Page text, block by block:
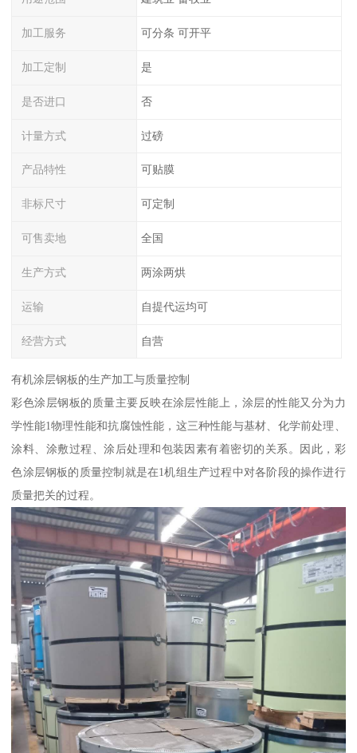
加工服务 可分条 可开平
加工定制 是
是否进口 否
计量方式 过磅
产品特性 可贴膜
非标尺寸 可定制
可售卖地 全国
生产方式 两涂两烘
运输 自提代运均可
经营方式 自营
有机涂层钢板的生产加工与质量控制
彩色涂层钢板的质量主要反映在涂层性能上，涂层的性能又分为力
学性能1物理性能和抗腐蚀性能，这三种性能与基材、化学前处理、
涂料、涂敷过程、涂后处理和包装因素有着密切的关系。因此，彩
色涂层钢板的质量控制就是在1机组生产过程中对各阶段的操作进行
质量把关的过程。